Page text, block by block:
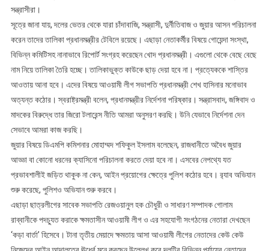
সন্ত্রাসীরা।
সূত্রে জানা যায়, দলের ভেতর থেকে যারা চাঁদাবাজি, সন্ত্রাসী, দুর্নীতিবাজ ও জুয়ার আসন পরিচালনা
করেন তাদের তালিকা প্রধানমন্ত্রীর টেবিলে রয়েছে। এছাড়া নেতাকর্মীর বিষয়ে গোয়েন্দা সংস্থা,
বিভিন্ন কমিটিসহ নানাভাবে রিপোর্ট সংগ্রহ করেছেন খোদ প্রধানমন্ত্রী। এগুলো থেকে বেছে বেছে
নাম নিয়ে তালিকা তৈরি হচ্ছে। তালিকাভুক্ত কাউকে ছাড় দেয়া হবে না। প্রত্যেককে শাস্তির
আওতায় আনা হবে। এদের বিষয়ে আওয়ামী লীগ সভাপতি প্রধানমন্ত্রী শেখ হাসিনার মনোভাব
অত্যন্ত কঠোর। স্বরাষ্ট্রমন্ত্রী বলেন, প্রধানমন্ত্রীর নির্দেশনা পরিষ্কার। সন্ত্রাসবাদ, জঙ্গিবাদ ও
মাদকের বিরুদ্ধে তার জিরো টলারেন্স নীতি আমরা অনুসরণ করছি। উনি যেভাবে নির্দেশনা দেন
সেভাবে আমরা কাজ করছি।
জুয়ার বিষয়ে ডিএমপি কমিশনার মোহাম্মদ শফিকুল ইসলাম বলেছেন, রাজধানীতে অবৈধ জুয়ার
আড্ডা বা কোনো ধরনের ক্যাসিনো পরিচালনা করতে দেয়া হবে না। এসবের নেপথ্যে যত
প্রভাবশালীই জড়িত থাকুক না কেন, আইন প্রয়োগের ক্ষেত্রে পুলিশ কঠোর হবে। র‌্যাব অভিযান
শুরু করেছে, পুলিশও অভিযান শুরু করবে।
এছাড়া ছাত্রলীগের সাবেক সভাপতি রেজওয়ানুল হক চৌধুরী ও সাধারণ সম্পাদক গোলাম
রাব্বানীকে পদচ্যুত করাকে ক্ষমতাসীন আওয়ামী লীগ ও এর সহযোগী সংগঠনের নেতারা দেখছেন
‘কড়া বার্তা’ হিসেবে। টানা তৃতীয় মেয়াদে ক্ষমতায় আসা আওয়ামী লীগের নেতাদের কেউ কেউ